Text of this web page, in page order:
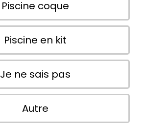
Piscine coque
Piscine en kit
Je ne sais pas
Autre